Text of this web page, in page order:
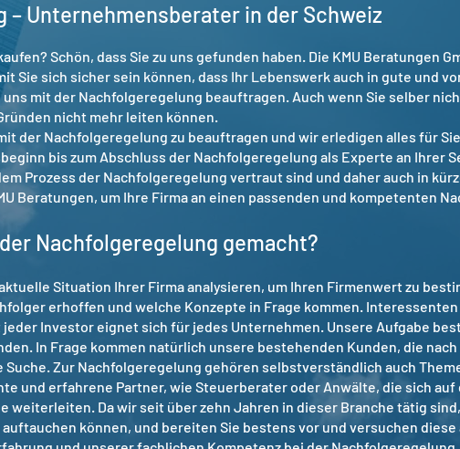
– Unternehmensberater in der Schweiz
Schön, dass Sie zu uns gefunden haben. Die KMU Beratungen
Sie sich sicher sein können, dass Ihr Lebenswerk auch in gute und
mit der Nachfolgeregelung beauftragen. Auch wenn Sie selber
nicht mehr leiten können.
der Nachfolgeregelung zu beauftragen und wir erledigen alles für
bis zum Abschluss der Nachfolgeregelung als Experte an Ihrer
Prozess der Nachfolgeregelung vertraut sind und daher auch in
Beratungen, um Ihre Firma an einen passenden und kompetenten
Nachfolgeregelung gemacht?
Situation Ihrer Firma analysieren, um Ihren Firmenwert zu
erhoffen und welche Konzepte in Frage kommen.
Investor eignet sich für jedes Unternehmen. Unsere Aufgabe
In Frage kommen natürlich unsere bestehenden Kunden, die
Zur Nachfolgeregelung gehören selbstverständlich auch
und erfahrene Partner, wie Steuerberater oder Anwälte, die sich
weiterleiten. Da wir seit über zehn Jahren in dieser Branche tätig
können, und bereiten Sie bestens vor und versuchen